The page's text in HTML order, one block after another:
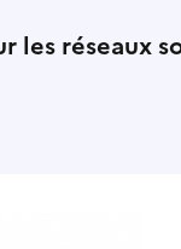
les réseaux